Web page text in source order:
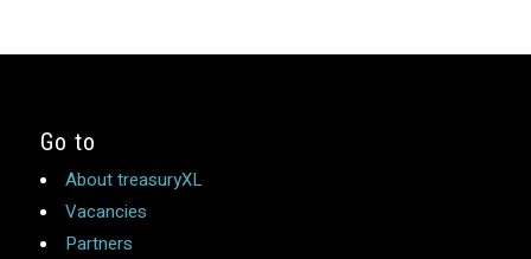
Go to
About treasuryXL
Vacancies
Partners